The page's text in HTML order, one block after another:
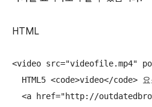
HTML
<video src="videofile.mp4"
HTML5 <code>video</code> 요
<a href="http://